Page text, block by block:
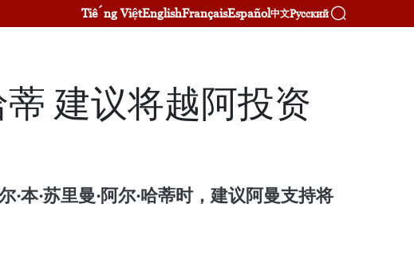
Tiếng ViệtEnglishFrançaisEspañol中文Русский
建议将越阿投资
本·苏里曼·阿尔·哈蒂时，建议阿曼支持将